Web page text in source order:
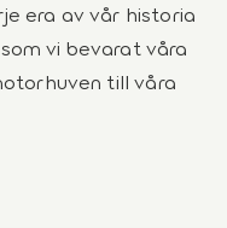
era av vår historia
vi bevarat våra
till våra